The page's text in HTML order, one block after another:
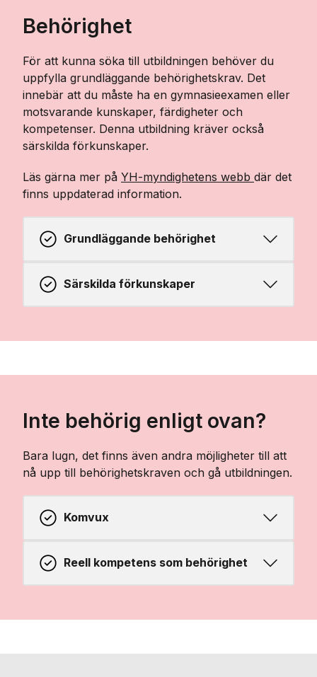
Behörighet
För att kunna söka till utbildningen behöver du
uppfylla grundläggande behörighetskrav. Det
innebär att du måste ha en gymnasieexamen eller
motsvarande kunskaper, färdigheter och
kompetenser. Denna utbildning kräver också
särskilda förkunskaper.
Läs gärna mer på YH-myndighetens webb där det
finns uppdaterad information.
Grundläggande behörighet
Särskilda förkunskaper
Inte behörig enligt ovan?
Bara lugn, det finns även andra möjligheter till att
nå upp till behörighetskraven och gå utbildningen.
Komvux
Reell kompetens som behörighet